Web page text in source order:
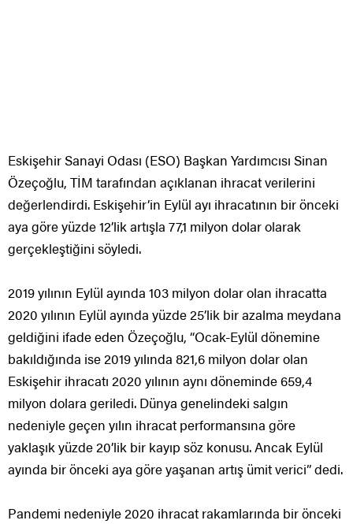
Eskişehir Sanayi Odası (ESO) Başkan Yardımcısı Sinan
Özeçoğlu, TİM tarafından açıklanan ihracat verilerini
değerlendirdi. Eskişehir’in Eylül ayı ihracatının bir önceki
aya göre yüzde 12’lik artışla 77,1 milyon dolar olarak
gerçekleştiğini söyledi.
2019 yılının Eylül ayında 103 milyon dolar olan ihracatta
2020 yılının Eylül ayında yüzde 25’lik bir azalma meydana
geldiğini ifade eden Özeçoğlu, “Ocak-Eylül dönemine
bakıldığında ise 2019 yılında 821,6 milyon dolar olan
Eskişehir ihracatı 2020 yılının aynı döneminde 659,4
milyon dolara geriledi. Dünya genelindeki salgın
nedeniyle geçen yılın ihracat performansına göre
yaklaşık yüzde 20’lik bir kayıp söz konusu. Ancak Eylül
ayında bir önceki aya göre yaşanan artış ümit verici” dedi.
Pandemi nedeniyle 2020 ihracat rakamlarında bir önceki